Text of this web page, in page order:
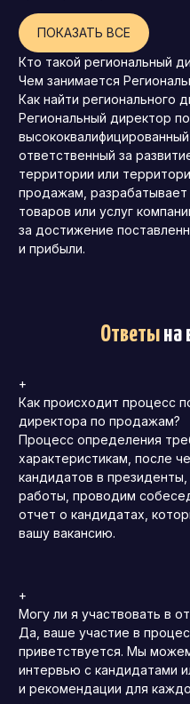
ПОКАЗАТЬ ВСЕ
Кто такой региональный
Чем занимается
Как найти регионального
Региональный директор
ответственный за
территории или
продажам,
товаров или услуг
за достижение
и прибыли.
Ответына
+
Как происходит процесс
директора по продажам?
Процесс определения
характеристикам, после
кандидатов в
работы, проводим
отчет о кандидатах,
вашу вакансию.
+
Могу ли я участвовать в
Да, ваше участие в
приветствуется. Мы
интервью с кандидатами
и рекомендации для